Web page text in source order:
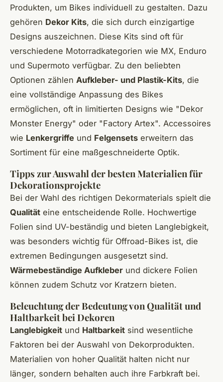
Produkten, um Bikes individuell zu gestalten. Dazu
gehören Dekor Kits, die sich durch einzigartige
Designs auszeichnen. Diese Kits sind oft für
verschiedene Motorradkategorien wie MX, Enduro
und Supermoto verfügbar. Zu den beliebten
Optionen zählen Aufkleber- und Plastik-Kits, die
eine vollständige Anpassung des Bikes
ermöglichen, oft in limitierten Designs wie "Dekor
Monster Energy" oder "Factory Artex". Accessoires
wie Lenkergriffe und Felgensets erweitern das
Sortiment für eine maßgeschneiderte Optik.
Tipps zur Auswahl der besten Materialien für
Dekorationsprojekte
Bei der Wahl des richtigen Dekormaterials spielt die
Qualität eine entscheidende Rolle. Hochwertige
Folien sind UV-beständig und bieten Langlebigkeit,
was besonders wichtig für Offroad-Bikes ist, die
extremen Bedingungen ausgesetzt sind.
Wärmebeständige Aufkleber und dickere Folien
können zudem Schutz vor Kratzern bieten.
Beleuchtung der Bedeutung von Qualität und
Haltbarkeit bei Dekoren
Langlebigkeit und Haltbarkeit sind wesentliche
Faktoren bei der Auswahl von Dekorprodukten.
Materialien von hoher Qualität halten nicht nur
länger, sondern behalten auch ihre Farbkraft bei.